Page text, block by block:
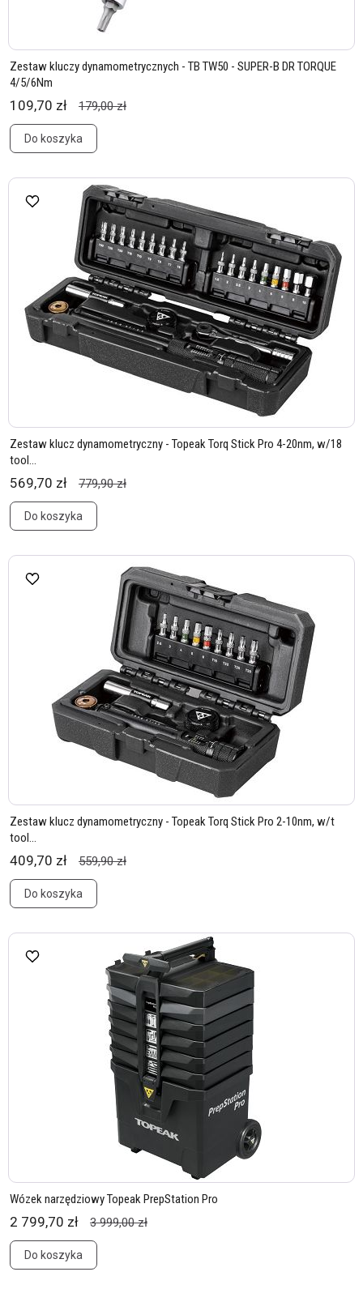
Zestaw kluczy dynamometrycznych - TB TW50 - SUPER-B DR TORQUE
4/5/6Nm
109,70 zł 179,00 zł
Do koszyka
Zestaw klucz dynamometryczny - Topeak Torq Stick Pro 4-20nm, w/18
tool...
569,70 zł 779,90 zł
Do koszyka
Zestaw klucz dynamometryczny - Topeak Torq Stick Pro 2-10nm, w/t
tool...
409,70 zł 559,90 zł
Do koszyka
Wózek narzędziowy Topeak PrepStation Pro
2 799,70 zł 3 999,00 zł
Do koszyka